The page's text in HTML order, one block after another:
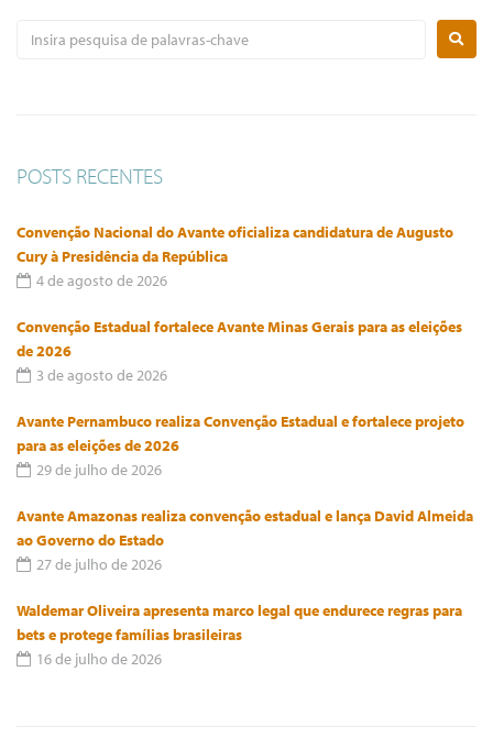
POSTS RECENTES
Convenção Nacional do Avante oficializa candidatura de Augusto
Cury à Presidência da República
4 de agosto de 2026
Convenção Estadual fortalece Avante Minas Gerais para as eleições
de 2026
3 de agosto de 2026
Avante Pernambuco realiza Convenção Estadual e fortalece projeto
para as eleições de 2026
29 de julho de 2026
Avante Amazonas realiza convenção estadual e lança David Almeida
ao Governo do Estado
27 de julho de 2026
Waldemar Oliveira apresenta marco legal que endurece regras para
bets e protege famílias brasileiras
16 de julho de 2026